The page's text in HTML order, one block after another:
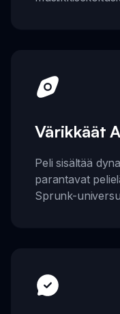
Värikkäät
Peli sisältää
parantavat
Sprunk-